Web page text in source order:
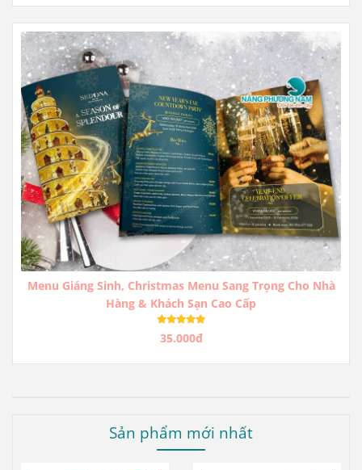
Menu Giáng Sinh, Christmas Menu Sang Trọng Cho Nhà
Hàng & Khách Sạn Cao Cấp
35.000đ
Sản phẩm mới nhất